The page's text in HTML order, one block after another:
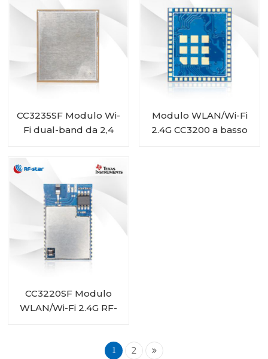
CC3235SF Modulo Wi-
Fi dual-band da 2,4
Modulo WLAN/Wi-Fi
2.4G CC3200 a basso
CC3220SF Modulo
WLAN/Wi-Fi 2.4G RF-
1 2